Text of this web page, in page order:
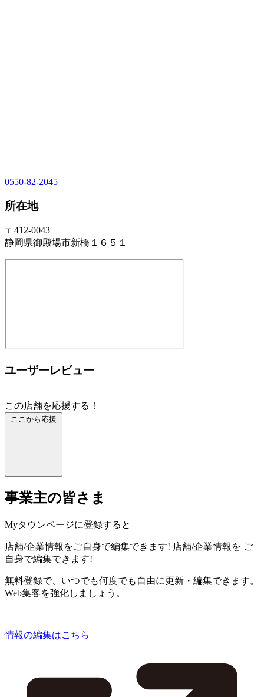
0550-82-2045
所在地
〒412-0043
静岡県御殿場市新橋１６５１
ユーザーレビュー
この店舗を応援する！
ここから応援
事業主の皆さま
Myタウンページに登録すると
店舗/企業情報をご自身で編集できます! 店舗/企業情報を ご
自身で編集できます!
無料登録で、いつでも何度でも自由に更新・編集できます。
Web集客を強化しましょう。
情報の編集はこちら